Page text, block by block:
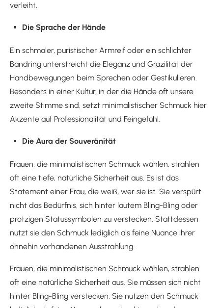
verleiht.
Die Sprache der Hände
Ein schmaler, puristischer Armreif oder ein schlichter
Bandring unterstreicht die Eleganz und Grazilität der
Handbewegungen beim Sprechen oder Gestikulieren.
Besonders in einer Kultur, in der die Hände oft unsere
zweite Stimme sind, setzt minimalistischer Schmuck hier
Akzente auf Professionalität und Feingefühl.
Die Aura der Souveränität
Frauen, die minimalistischen Schmuck wählen, strahlen
oft eine tiefe, natürliche Sicherheit aus. Es ist das
Statement einer Frau, die weiß, wer sie ist. Sie verspürt
nicht das Bedürfnis, sich hinter lautem Bling-Bling oder
protzigen Statussymbolen zu verstecken. Stattdessen
nutzt sie den Schmuck lediglich als feine Nuance ihrer
ohnehin vorhandenen Ausstrahlung.
Frauen, die minimalistischen Schmuck wählen, strahlen
oft eine natürliche Sicherheit aus. Sie müssen sich nicht
hinter Bling-Bling verstecken. Sie nutzen den Schmuck